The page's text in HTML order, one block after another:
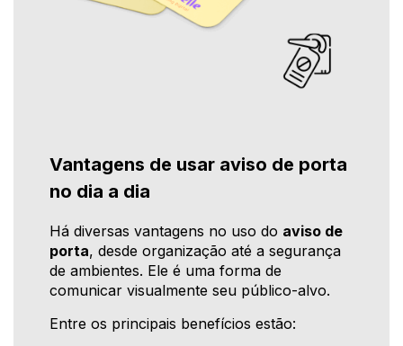
Vantagens de usar aviso de porta
no dia a dia
Há diversas vantagens no uso do aviso de
porta, desde organização até a segurança
de ambientes. Ele é uma forma de
comunicar visualmente seu público-alvo.
Entre os principais benefícios estão: